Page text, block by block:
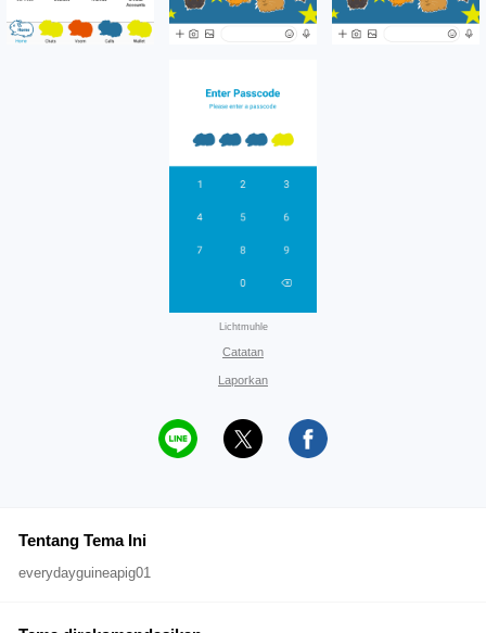
Lichtmuhle
Catatan
Laporkan
Tentang Tema Ini
everydayguineapig01